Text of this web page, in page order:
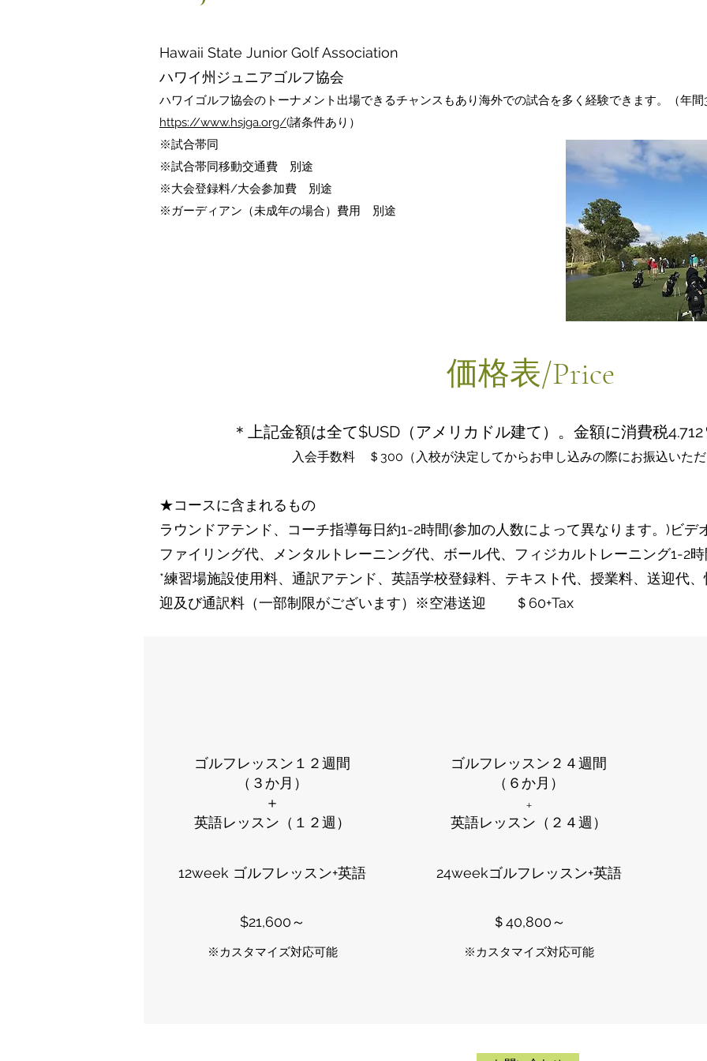
Hawaii State Junior Golf Association
​​ハワイ州ジュニアゴルフ協会
ハワイゴルフ協会のトーナメント出場できるチャンスもあり海外での試合を多く経験できます。（年
https://www.hsjga.org/(諸条件あり）
※試合帯同
​※試合帯同移動交通費 別途
※大会登録料/大会参加費 別途
​※ガーディアン（未成年の場合）費用 別途
​価格表/Price
＊上記金額は全て$USD（アメリカドル建て）。金額に消費税
入会手数料 ＄300（入校が決定してからお申し込みの際にお振込いた
★コースに含まれるもの
ラウンドアテンド、コーチ指導毎日約1-2時間(参加の人数によって異なります。)ビ
ファイリング代、メンタルトレーニング代、ボール代、フィジカルトレーニング1-2
*練習場施設使用料、通訳アテンド、​英語学校登録料、テキスト代、授業料、送迎代
迎及び通訳料（一部制限がございます）※空港送迎 ＄60+Tax
ゴルフレッスン１２週間
（３か月）
​＋
英語レッスン（１２週）
12week ゴルフレッスン+英語
$21,600～
​​※カスタマイズ対応可能
ゴルフレッスン２４週間
（６か月）
+
英語レッスン（２４週）
24weekゴルフレッスン+英語
​＄40,800～
​​※カスタマイズ対応可能